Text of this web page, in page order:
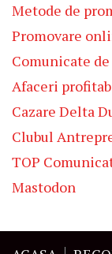
Metode de
Promovare
Comunicate
Afaceri
Cazare Delta
Clubul
TOP
Mastodon